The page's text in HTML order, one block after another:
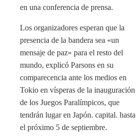
en una conferencia de prensa.
Los organizadores esperan que la
presencia de la bandera sea «un
mensaje de paz» para el resto del
mundo, explicó Parsons en su
comparecencia ante los medios en
Tokio en vísperas de la inauguración
de los Juegos Paralímpicos, que
tendrán lugar en Japón. capital. hasta
el próximo 5 de septiembre.